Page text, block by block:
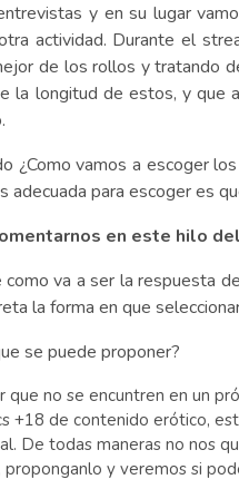
y en su lugar
actividad. Durante el
de los rollos y tratando
la longitud de estos, y
¿Como vamos a escoger
para escoger es
en este hilo
va a ser la respuesta
la forma en que
se puede proponer?
que no se encuntren en un
+18 de contenido erótico,
De todas maneras no nos
y veremos si